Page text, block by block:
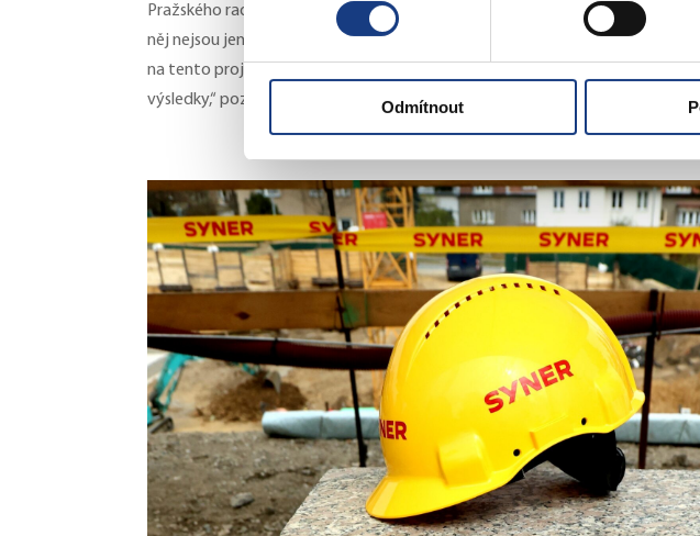
Odmítnout
Pražského radního pro školstvíAntonína Klecandu
(STAN) velmi těší, že
něj nejsou jen otázkou kapacit, ale také zkvalitňování prostředí, ve kterém
na tento projekt přispět 200 miliony korun. Nová ZŠ V Cibulkách je
výsledky,“ poznamenal.